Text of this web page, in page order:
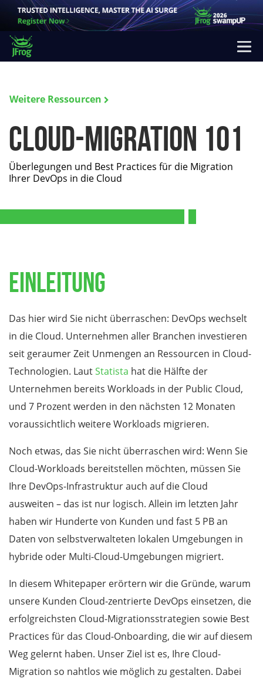
Weitere Ressourcen
Cloud-Migration 101
Überlegungen und Best Practices für die Migration
Ihrer DevOps in die Cloud
Einleitung
Das hier wird Sie nicht überraschen: DevOps wechselt
in die Cloud. Unternehmen aller Branchen investieren
seit geraumer Zeit Unmengen an Ressourcen in Cloud-
Technologien. LautStatista hat die Hälfte der
Unternehmen bereits Workloads in der Public Cloud,
und 7 Prozent werden in den nächsten 12 Monaten
voraussichtlich weitere Workloads migrieren.
Noch etwas, das Sie nicht überraschen wird: Wenn Sie
Cloud-Workloads bereitstellen möchten, müssen Sie
Ihre DevOps-Infrastruktur auch auf die Cloud
ausweiten – das ist nur logisch. Allein im letzten Jahr
haben wir Hunderte von Kunden und fast 5 PB an
Daten von selbstverwalteten lokalen Umgebungen in
hybride oder Multi-Cloud-Umgebungen migriert.
In diesem Whitepaper erörtern wir die Gründe, warum
unsere Kunden Cloud-zentrierte DevOps einsetzen, die
erfolgreichsten Cloud-Migrationsstrategien sowie Best
Practices für das Cloud-Onboarding, die wir auf diesem
Weg gelernt haben. Unser Ziel ist es, Ihre Cloud-
Migration so nahtlos wie möglich zu gestalten. Dabei